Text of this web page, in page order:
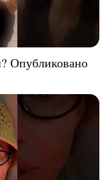
Опубликовано